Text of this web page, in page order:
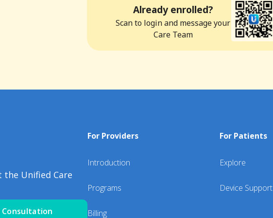
Already enrolled?
Scan to login and message your
Care Team
the Unified Care
Consultation
For Providers
Introduction
Programs
Billing
For Patients
Explore
Device Support